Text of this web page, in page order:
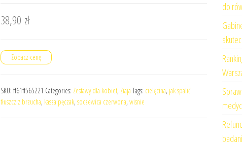
38,90 zł
Zobacz cenę
SKU: ff61ff565221 Categories: Zestawy dla kobiet, Ziaja Tags: cielęcina, jak spalić
tłuszcz z brzucha, kasza pęczak, soczewica czerwona, wisnie
do